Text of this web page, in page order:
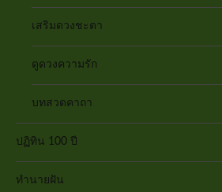
เสริมดวงชะตา
ดูดวงความรัก
บทสวดคาถา
ปฏิทิน 100 ปี
ทำนายฝัน